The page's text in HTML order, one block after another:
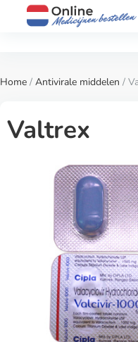
Home / Antivirale middelen /
Valtrex